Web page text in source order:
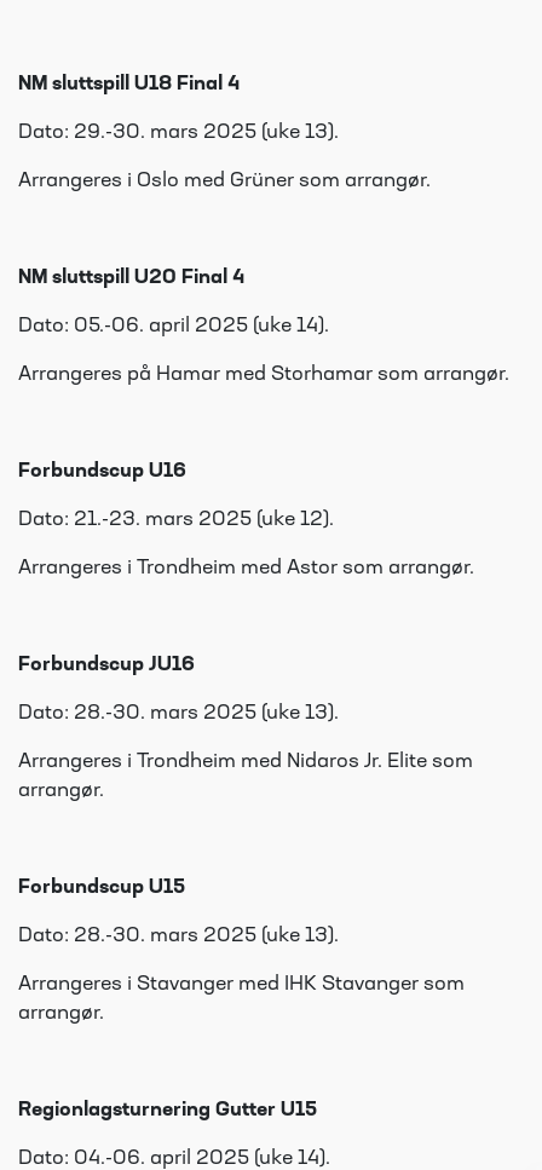
NM sluttspill U18 Final 4
Dato: 29.-30. mars 2025 (uke 13).
Arrangeres i Oslo med Grüner som arrangør.
NM sluttspill U20 Final 4
Dato: 05.-06. april 2025 (uke 14).
Arrangeres på Hamar med Storhamar som arrangør.
Forbundscup U16
Dato: 21.-23. mars 2025 (uke 12).
Arrangeres i Trondheim med Astor som arrangør.
Forbundscup JU16
Dato: 28.-30. mars 2025 (uke 13).
Arrangeres i Trondheim med Nidaros Jr. Elite som
arrangør.
Forbundscup U15
Dato: 28.-30. mars 2025 (uke 13).
Arrangeres i Stavanger med IHK Stavanger som
arrangør.
Regionlagsturnering Gutter U15
Dato: 04.-06. april 2025 (uke 14).